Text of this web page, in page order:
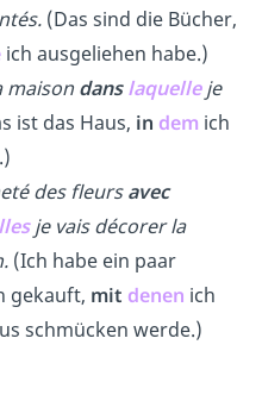
(Das sind die Bücher,
ich ausgeliehen habe.)
maison danslaquelleje
ist das Haus, in dem ich
des fleursavec
je vais décorer la
(Ich habe ein paar
gekauft, mit denen ich
schmücken werde.)